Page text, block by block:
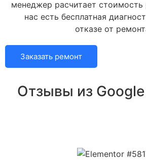
менеджер расчитает
нас есть бесплатная
отказе от
Заказать ремонт
Отзывы из